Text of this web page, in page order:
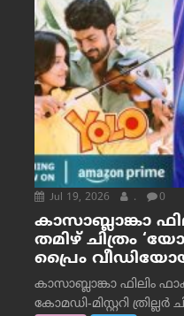
Jul 19, 2026 . 0
കാസാബ്ലാങ്കാ
തമിഴ് ചിത്രം
പ്രൈം
കാസാബ്ലാങ്കാ ഫിലിം
കോമഡി-മിസ്റ്ററി ത്രില്ലർ